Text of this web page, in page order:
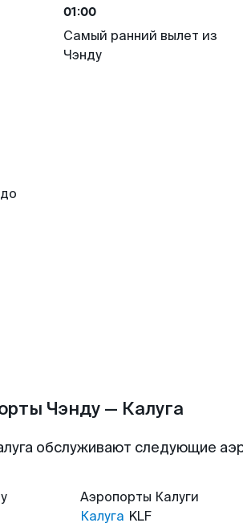
01:00
Самый ранний вылет из
Чэнду
Чэнду — Калуга
обслуживают следующие
Аэропорты Калуги
Калуга KLF